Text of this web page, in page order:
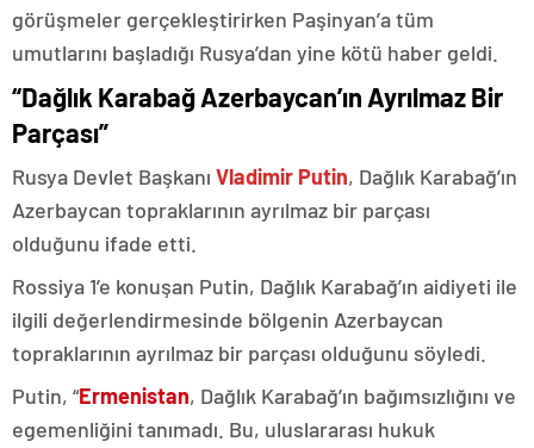
görüşmeler gerçekleştirirken Paşinyan’a tüm
umutlarını başladığı Rusya’dan yine kötü haber geldi.
“Dağlık Karabağ Azerbaycan’ın Ayrılmaz Bir
Parçası”
Rusya Devlet Başkanı Vladimir Putin, Dağlık Karabağ’ın
Azerbaycan topraklarının ayrılmaz bir parçası
olduğunu ifade etti.
Rossiya 1’e konuşan Putin, Dağlık Karabağ’ın aidiyeti ile
ilgili değerlendirmesinde bölgenin Azerbaycan
topraklarının ayrılmaz bir parçası olduğunu söyledi.
Putin, “Ermenistan, Dağlık Karabağ’ın bağımsızlığını ve
egemenliğini tanımadı. Bu, uluslararası hukuk